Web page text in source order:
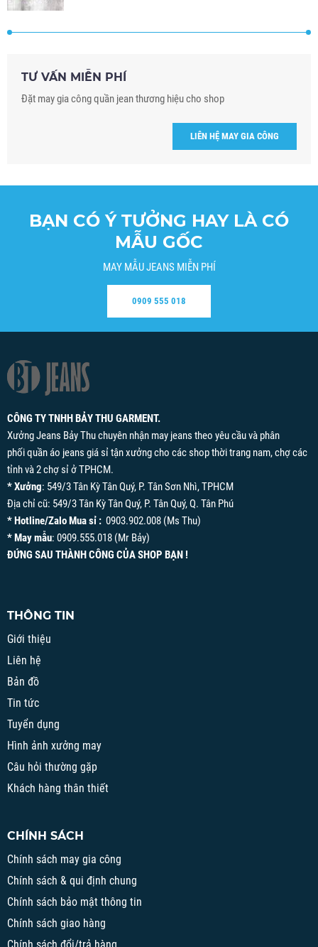
TƯ VẤN MIỄN PHÍ
Đặt may gia công quần jean thương hiệu cho shop
LIÊN HỆ MAY GIA CÔNG
BẠN CÓ Ý TƯỞNG HAY LÀ CÓ
MẪU GỐC
MAY MẪU JEANS MIỄN PHÍ
0909 555 018
CÔNG TY TNHH BẢY THU GARMENT.
Xưởng Jeans Bảy Thu chuyên nhận may jeans theo yêu cầu và phân
phối quần áo jeans giá sỉ tận xưởng cho các shop thời trang nam, chợ các
tỉnh và 2 chợ sỉ ở TPHCM.
* Xưởng: 549/3 Tân Kỳ Tân Quý, P. Tân Sơn Nhì, TPHCM
Địa chỉ cũ: 549/3 Tân Kỳ Tân Quý, P. Tân Quý, Q. Tân Phú
* Hotline/Zalo Mua sỉ : 0903.902.008 (Ms Thu)
* May mẫu: 0909.555.018 (Mr Bảy)
ĐỨNG SAU THÀNH CÔNG CỦA SHOP BẠN !
THÔNG TIN
Giới thiệu
Liên hệ
Bản đồ
Tin tức
Tuyển dụng
Hình ảnh xưởng may
Câu hỏi thường gặp
Khách hàng thân thiết
CHÍNH SÁCH
Chính sách may gia công
Chính sách & qui định chung
Chính sách bảo mật thông tin
Chính sách giao hàng